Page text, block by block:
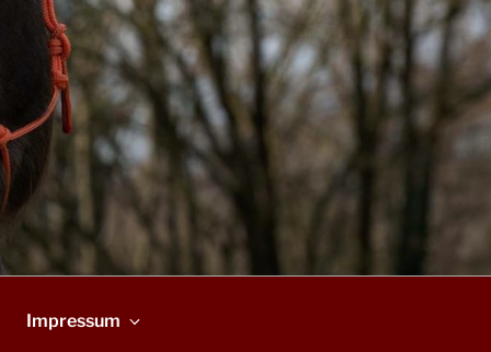
Impressum